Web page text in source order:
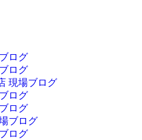
ログ
ログ
現場ブログ
ログ
ログ
ブログ
ログ